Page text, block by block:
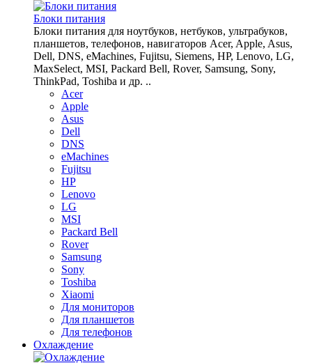
Блоки питания
Блоки питания для ноутбуков, нетбуков, ультрабуков,
планшетов, телефонов, навигаторов Acer, Apple, Asus,
Dell, DNS, eMachines, Fujitsu, Siemens, HP, Lenovo, LG,
MaxSelect, MSI, Packard Bell, Rover, Samsung, Sony,
ThinkPad, Toshiba и др. ..
Acer
Apple
Asus
Dell
DNS
eMachines
Fujitsu
HP
Lenovo
LG
MSI
Packard Bell
Rover
Samsung
Sony
Toshiba
Xiaomi
Для мониторов
Для планшетов
Для телефонов
Охлаждение